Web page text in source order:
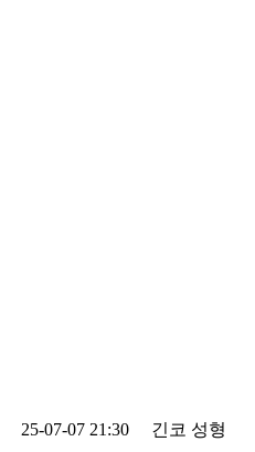
25-07-07 21:30 긴코 성형